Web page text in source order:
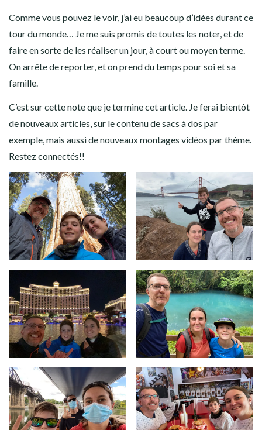
Comme vous pouvez le voir, j’ai eu beaucoup d’idées durant ce
tour du monde… Je me suis promis de toutes les noter, et de
faire en sorte de les réaliser un jour, à court ou moyen terme.
On arrête de reporter, et on prend du temps pour soi et sa
famille.
C’est sur cette note que je termine cet article. Je ferai bientôt
de nouveaux articles, sur le contenu de sacs à dos par
exemple, mais aussi de nouveaux montages vidéos par thème.
Restez connectés!!